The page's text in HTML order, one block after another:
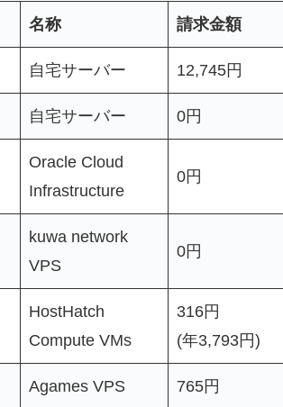
名称 請求金額
自宅サーバー 12,745円
自宅サーバー 0円
Oracle Cloud
Infrastructure
0円
kuwa network
VPS
0円
HostHatch
Compute VMs
316円
(年3,793円)
Agames VPS 765円